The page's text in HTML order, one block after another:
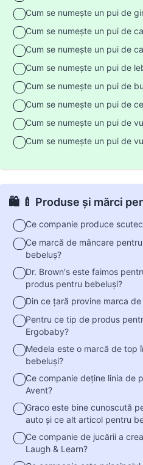
Cum se numește un pui de
Cum se numește un pui de
Cum se numește un pui de
Cum se numește un pui de
Cum se numește un pui de
Cum se numește un pui de
Cum se numește un pui de
Cum se numește un pui de
🛍️ 🍼 Produse și mărci
Ce companie produce
Ce marcă de mâncare
bebeluș?
Dr. Brown's este faimos
produs pentru bebeluși?
Din ce țară provine marca
Pentru ce tip de produs
Ergobaby?
Medela este o marcă de top
bebeluși?
Ce companie deține linia de
Avent?
Graco este bine cunoscută
auto și ce alt articol pentru
Ce companie de jucării a
Laugh & Learn?